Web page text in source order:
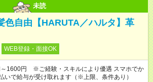
未読
色自由【HARUTA／ハルタ】革
WEB登録・面接OK
1600円 ※ご経験・スキルにより優遇 スマホでか
いで給与が受け取れます（※上限、条件あり）